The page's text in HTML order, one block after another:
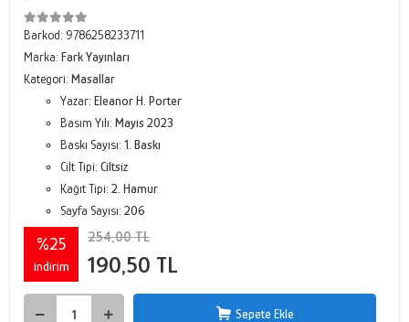
Barkod: 9786258233711
Marka: Fark Yayınları
Kategori: Masallar
Yazar: Eleanor H. Porter
Basım Yılı: Mayıs 2023
Baskı Sayısı: 1. Baskı
Cilt Tipi: Ciltsiz
Kağıt Tipi: 2. Hamur
Sayfa Sayısı: 206
%25
indirim
254,00 TL
190,50 TL
Sepete Ekle